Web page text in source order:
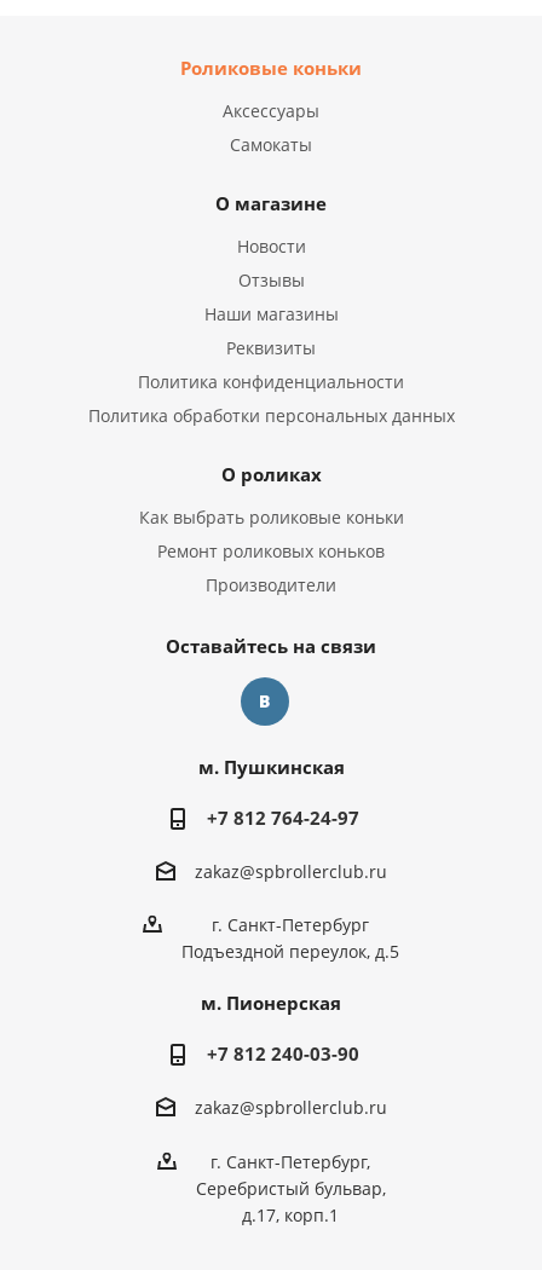
Роликовые коньки
Аксессуары
Самокаты
О магазине
Новости
Отзывы
Наши магазины
Реквизиты
Политика конфиденциальности
Политика обработки персональных данных
О роликах
Как выбрать роликовые коньки
Ремонт роликовых коньков
Производители
Оставайтесь на связи
м. Пушкинская
+7 812 764-24-97
zakaz@spbrollerclub.ru
г. Санкт-Петербург
Подъездной переулок, д.5
м. Пионерская
+7 812 240-03-90
zakaz@spbrollerclub.ru
г. Санкт-Петербург,
Серебристый бульвар,
д.17, корп.1